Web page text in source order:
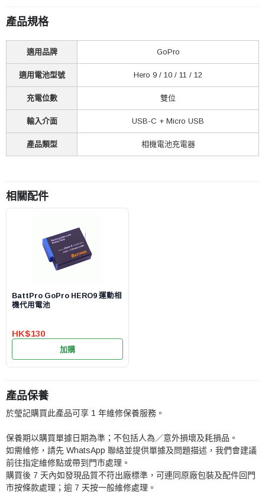
產品規格
適用品牌 GoPro
適用電池型號 Hero 9 / 10 / 11 / 12
充電位數 雙位
輸入介面 USB-C + Micro USB
產品類型 相機電池充電器
相關配件
BattPro GoPro HERO9 運動相
機代用電池
HK$130
加購
產品保養
於瑩記購買此產品可享 1 年維修保養服務。
保養期以購買單據日期為準；不包括人為／意外損壞及耗損品。
如需維修，請先 WhatsApp 聯絡並提供單據及問題描述，我們會建議
前往指定維修點或帶到門市處理。
購買後 7 天內如發現品質不符出廠標準，可連同原廠包裝及配件回門
市按條款處理；逾 7 天按一般維修處理。